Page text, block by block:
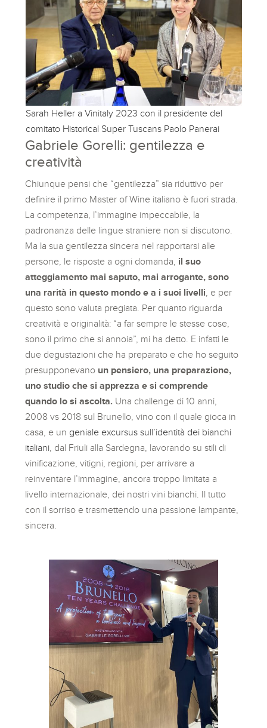
Sarah Heller a Vinitaly 2023 con il presidente del
comitato Historical Super Tuscans Paolo Panerai
Gabriele Gorelli: gentilezza e
creatività
Chiunque pensi che “gentilezza” sia riduttivo per
definire il primo Master of Wine italiano è fuori strada.
La competenza, l’immagine impeccabile, la
padronanza delle lingue straniere non si discutono.
Ma la sua gentilezza sincera nel rapportarsi alle
persone, le risposte a ogni domanda, il suo
atteggiamento mai saputo, mai arrogante, sono
una rarità in questo mondo e a i suoi livelli , e per
questo sono valuta pregiata. Per quanto riguarda
creatività e originalità: “a far sempre le stesse cose,
sono il primo che si annoia”, mi ha detto. E infatti le
due degustazioni che ha preparato e che ho seguito
presupponevano un pensiero, una preparazione,
uno studio che si apprezza e si comprende
quando lo si ascolta. Una challenge di 10 anni,
2008 vs 2018 sul Brunello, vino con il quale gioca in
casa, e un geniale excursus sull’identità dei bianchi
italiani , dal Friuli alla Sardegna, lavorando su stili di
vinificazione, vitigni, regioni, per arrivare a
reinventare l’immagine, ancora troppo limitata a
livello internazionale, dei nostri vini bianchi. Il tutto
con il sorriso e trasmettendo una passione lampante,
sincera.